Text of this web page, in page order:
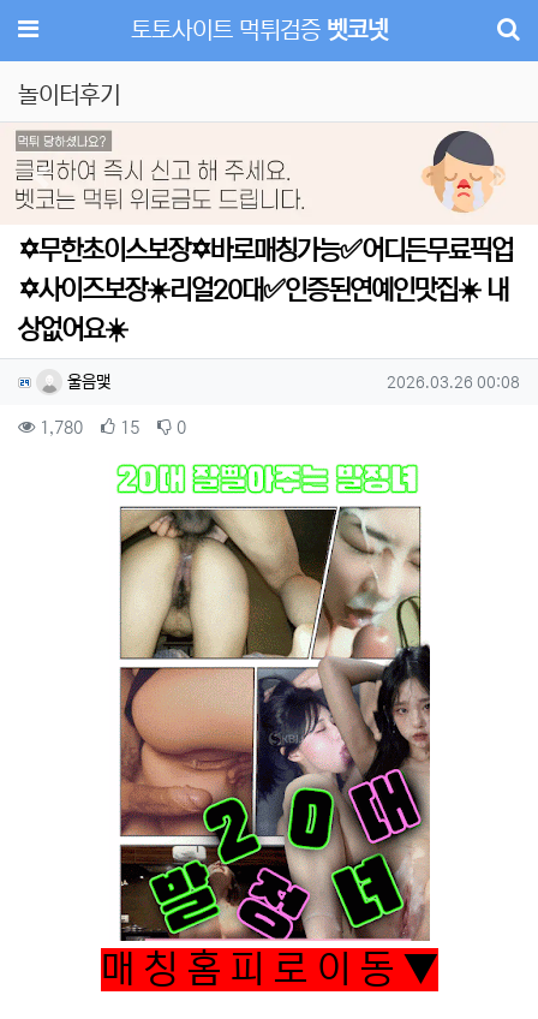
메뉴 토토사이트 먹튀검증 벳코넷
놀이터후기
Previous Next
✡️무한초이스보장✡️바로매칭가능✅어디든무료픽업
✡️사이즈보장☀️리얼20대✅인증된연예인맛집☀️ 내
상없어요☀️
작성자 정보
울음맻작성 작성일
2026.03.26 00:08
컨텐츠 정보
1,780조회 15추천 0비추천
매 칭 홈 피 로 이 동 ▼